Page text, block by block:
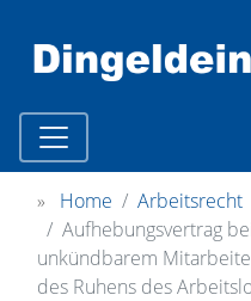
» Home
Arbeitsrecht
Aufhebungsvertrag
unkündbarem
des Ruhens des